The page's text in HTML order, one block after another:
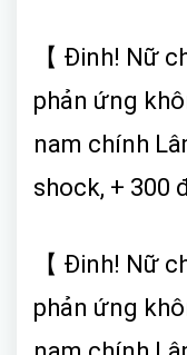
【 Đinh! Nữ
phản ứng
nam chính
shock, + 300
【 Đinh! Nữ
phản ứng